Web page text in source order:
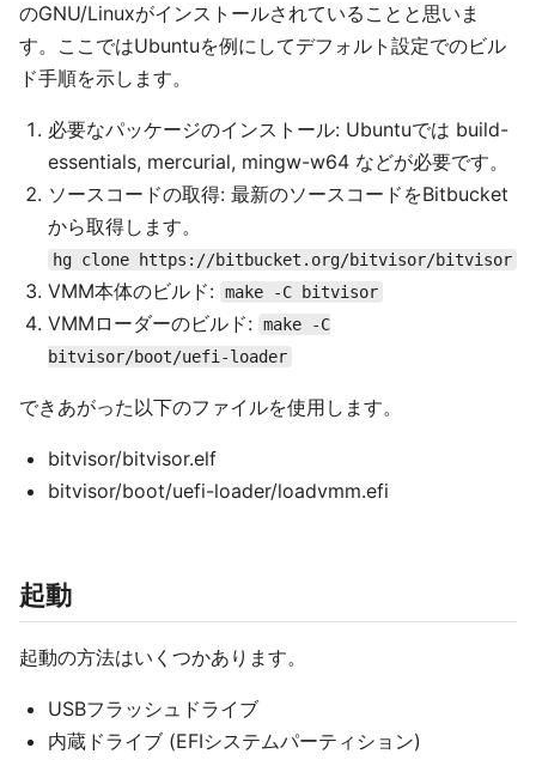
のGNU/Linuxがインストールされていることと思いま
す。ここではUbuntuを例にしてデフォルト設定でのビル
ド手順を示します。
必要なパッケージのインストール: Ubuntuでは build-
essentials, mercurial, mingw-w64 などが必要です。
ソースコードの取得: 最新のソースコードをBitbucket
から取得します。
hg clone https://bitbucket.org/bitvisor/bitvisor
VMM本体のビルド: make -C bitvisor
VMMローダーのビルド: make -C
bitvisor/boot/uefi-loader
できあがった以下のファイルを使用します。
bitvisor/bitvisor.elf
bitvisor/boot/uefi-loader/loadvmm.efi
起動
起動の方法はいくつかあります。
USBフラッシュドライブ
内蔵ドライブ (EFIシステムパーティション)